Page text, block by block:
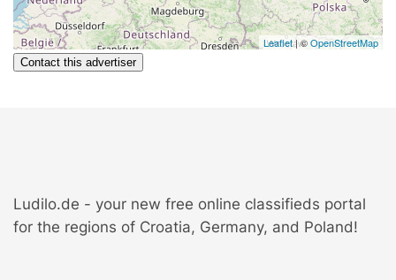
Leaflet| ©OpenStreetMap
Contact this advertiser
Ludilo.de - your new free online classifieds portal
for the regions of Croatia, Germany, and Poland!